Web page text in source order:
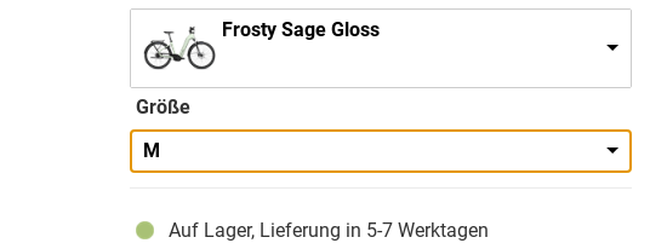
Frosty Sage Gloss
Größe
M
Auf Lager, Lieferung in 5-7 Werktagen